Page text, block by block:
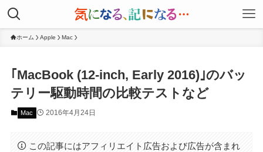
ホーム Apple Mac
｢MacBook (12-inch, Early 2016)｣のバッ
テリー駆動時間の比較テストなど
Mac 2016年4月24日
この記事にはアフィリエイト広告および広告が含まれ